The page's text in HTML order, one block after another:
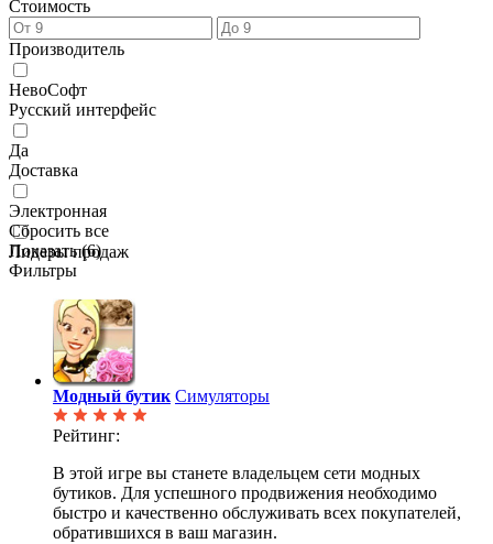
Стоимость
Производитель
НевоСофт
Русский интерфейс
Да
Доставка
Электронная
Лидеры продаж
Сбросить все
Показать (6)
Фильтры
Модный бутик Симуляторы
Рейтинг:
В этой игре вы станете владельцем сети модных
бутиков. Для успешного продвижения необходимо
быстро и качественно обслуживать всех покупателей,
обратившихся в ваш магазин.